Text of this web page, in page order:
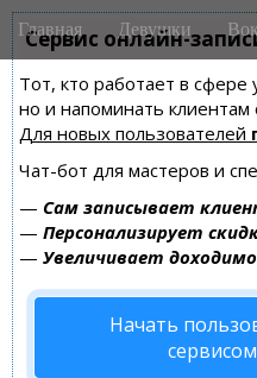
Сервис онлайн-
Тот, кто работает в сфере
но и напоминать
Для новых пользователей
Чат-бот для мастеров и
— Сам записывает
— Персонализирует
— Увеличивает
Начать
сервисом
M
a
n
m
e
n
u
i
Главная Девушки